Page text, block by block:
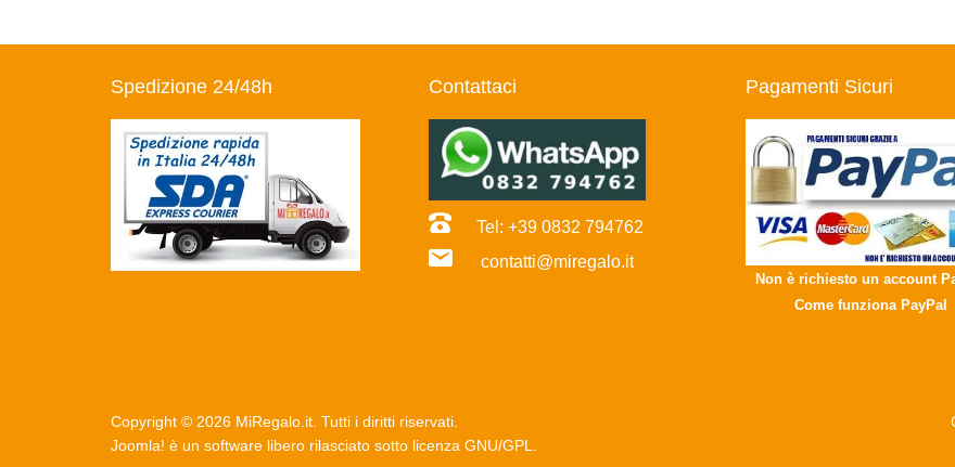
Spedizione 24/48h Contattaci
Tel: +39 0832 794762
contatti@miregalo.it
Pagamenti Sicuri
Non è richiesto un account
Come funziona PayPal
Copyright © 2026 MiRegalo.it. Tutti i diritti riservati.
Joomla! è un software libero rilasciato sotto licenza GNU/GPL.